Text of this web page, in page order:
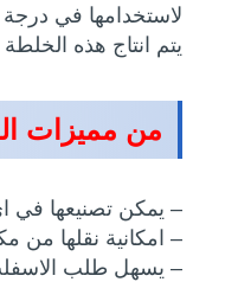
لاستخدامها في
يتم انتاج هذه
من مميزات
– يمكن تصنيعها في
– امكانية نقلها من
– يسهل طلب الاسفلت